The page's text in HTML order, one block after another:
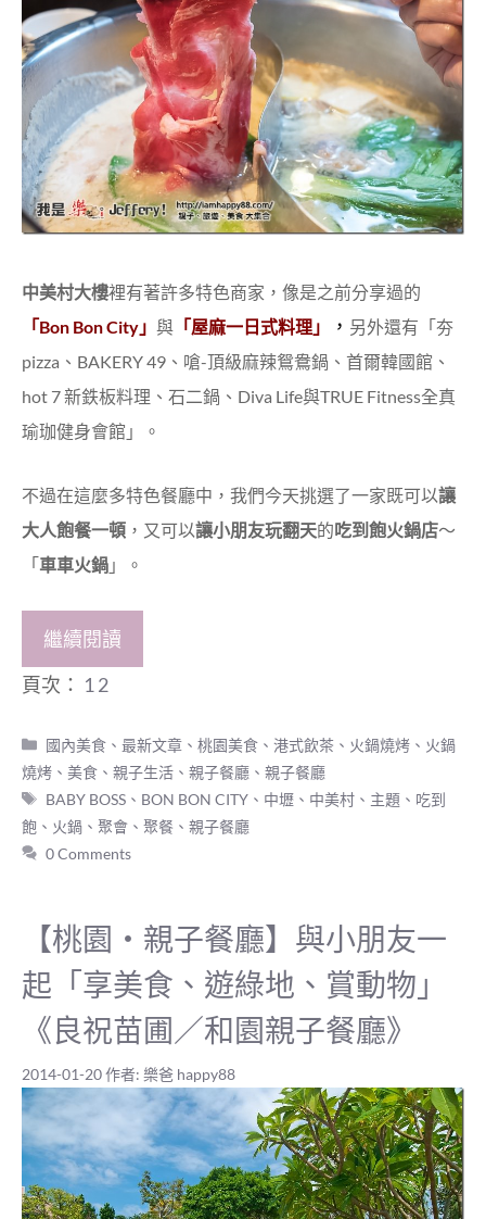
中美村大樓裡有著許多特色商家，像是之前分享過的
「Bon Bon City」 與 「屋麻一日式料理」 ， 另外還有「夯
pizza、BAKERY 49、嗆-頂級麻辣鴛鴦鍋、首爾韓國館、
hot 7 新鉄板料理、石二鍋、Diva Life與TRUE Fitness全真
瑜珈健身會館」。
不過在這麼多特色餐廳中，我們今天挑選了一家既可以讓
大人飽餐一頓 ，又可以讓小朋友玩翻天的吃到飽火鍋店～
「車車火鍋 」。
繼續閱讀
頁次： 1 2
分
類
國內美食 、最新文章 、桃園美食 、港式飲茶、火鍋燒烤 、 火鍋
燒烤 、 美食 、 親子生活 、 親子餐廳 、 親子餐廳
標
籤
BABY BOSS 、 BON BON CITY 、 中壢 、 中美村 、 主題 、 吃到
飽 、 火鍋 、 聚會 、 聚餐 、 親子餐廳
0 Comments
【桃園‧親子餐廳】與小朋友一
起「享美食、遊綠地、賞動物」
《良祝苗圃／和園親子餐廳》
2014-01-20作者: 樂爸 happy88